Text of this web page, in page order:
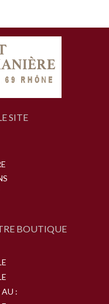
SITE
BOUTIQUE
: